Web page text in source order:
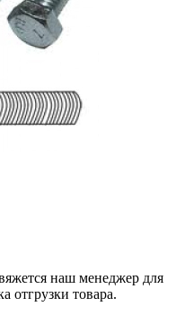
наш менеджер для
отгрузки товара.